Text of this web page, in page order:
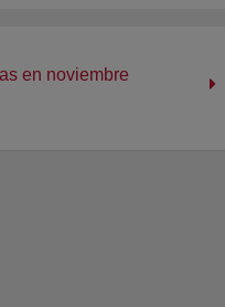
en noviembre